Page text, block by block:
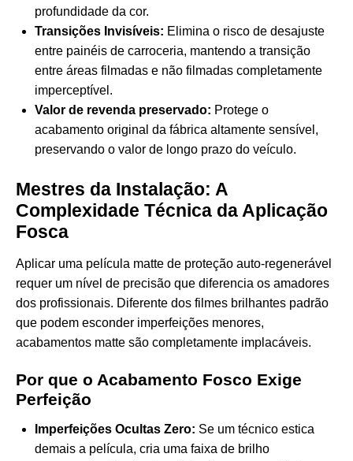
profundidade da cor.
Transições Invisíveis: Elimina o risco de desajuste
entre painéis de carroceria, mantendo a transição
entre áreas filmadas e não filmadas completamente
imperceptível.
Valor de revenda preservado: Protege o
acabamento original da fábrica altamente sensível,
preservando o valor de longo prazo do veículo.
Mestres da Instalação: A
Complexidade Técnica da Aplicação
Fosca
Aplicar uma película matte de proteção auto-regenerável
requer um nível de precisão que diferencia os amadores
dos profissionais. Diferente dos filmes brilhantes padrão
que podem esconder imperfeições menores,
acabamentos matte são completamente implacáveis.
Por que o Acabamento Fosco Exige
Perfeição
Imperfeições Ocultas Zero: Se um técnico estica
demais a película, cria uma faixa de brilho